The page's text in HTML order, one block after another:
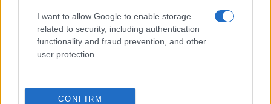
I want to allow Google to enable storage
related to security, including authentication
functionality and fraud prevention, and other
user protection.
CONFIRM
Disastri climatici 2026: incendi, alluvioni e caldo
estremo in Europa e oltre